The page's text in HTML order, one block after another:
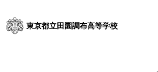
東京都立田園調布高等学校